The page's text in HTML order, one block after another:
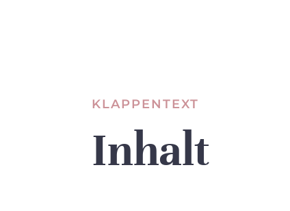
KLAPPENTEXT
Inhalt